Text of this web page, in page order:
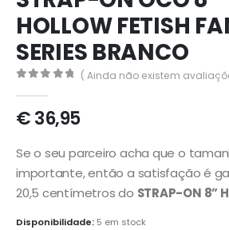
HOLLOW FETISH
SERIES BRANCO
( Ainda não existem
€36,95
Se o seu parceiro acha que o
importante, então a satisfação é
20,5 centímetros do STRAP-ON 8”
Disponibilidade: 5 em stock